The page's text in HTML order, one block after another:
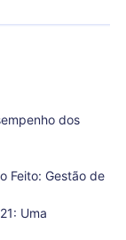
dos
Feito: Gestão de
Uma